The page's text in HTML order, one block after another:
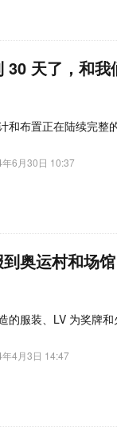
30 天了，和
和布置正在陆续完整
6月30日 10:37
奥运村和场
的服装、LV 为奖牌和
4月3日 14:47